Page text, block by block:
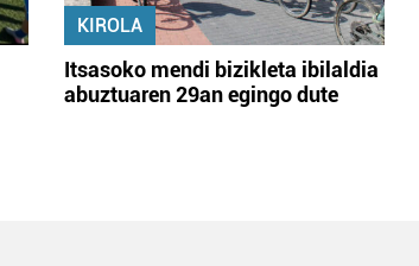
KIROLA
Itsasoko mendi bizikleta ibilaldia
abuztuaren 29an egingo dute